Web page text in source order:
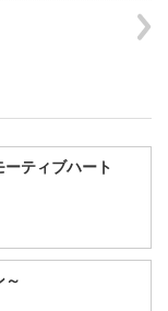
ティブハート